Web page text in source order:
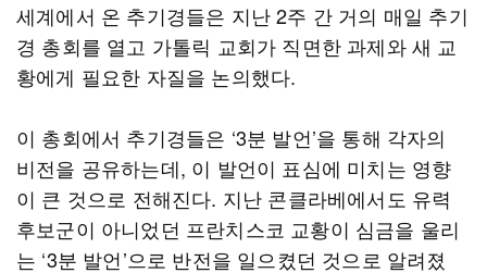
세계에서 온 추기경들은 지난 2주 간 거의 매일 추기
경 총회를 열고 가톨릭 교회가 직면한 과제와 새 교
황에게 필요한 자질을 논의했다.
이 총회에서 추기경들은 ‘3분 발언’을 통해 각자의
비전을 공유하는데, 이 발언이 표심에 미치는 영향
이 큰 것으로 전해진다. 지난 콘클라베에서도 유력
후보군이 아니었던 프란치스코 교황이 심금을 울리
는 ‘3분 발언’으로 반전을 일으켰던 것으로 알려졌